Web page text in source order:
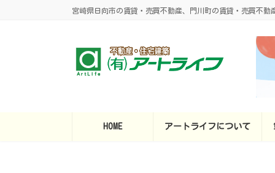
宮崎県日向市の賃貸・売買不動産、門川町の賃貸・売買不
HOME アートライフについて